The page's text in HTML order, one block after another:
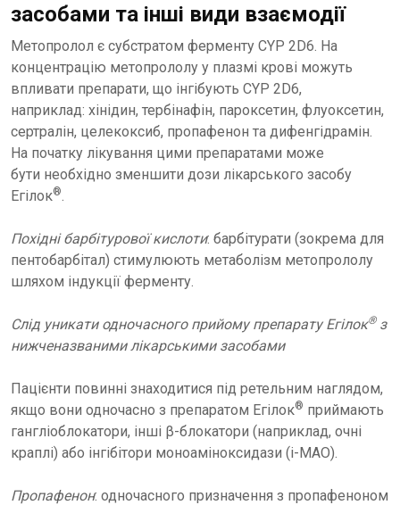
засобами та інші види взаємодії
Метопролол є субстратом ферменту CYP 2D6. На
концентрацію метопрололу у плазмі крові можуть
впливати препарати, що інгібують CYP 2D6,
наприклад: хінідин, тербінафін, пароксетин, флуоксетин,
сертралін, целекоксиб, пропафенон та дифенгідрамін.
На початку лікування цими препаратами може
бути необхідно зменшити дози лікарського засобу
Егілок®.
Похідні барбітурової кислоти: барбітурати (зокрема для
пентобарбітал) стимулюють метаболізм метопрололу
шляхом індукції ферменту.
Слід уникати одночасного прийому препарату Егілок®з
нижченазваними лікарськими засобами
Пацієнти повинні знаходитися під ретельним наглядом,
якщо вони одночасно з препаратом Егілок® приймають
гангліоблокатори, інші β-блокатори (наприклад, очні
краплі) або інгібітори моноаміноксидази (і-МАО).
Пропафенон: одночасного призначення з пропафеноном